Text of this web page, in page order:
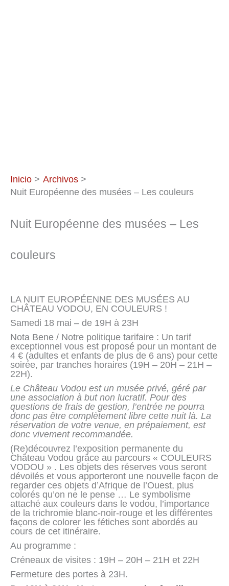
Inicio
Archivos
Nuit Européenne des musées – Les couleurs
Nuit Européenne des musées – Les
couleurs
LA NUIT EUROPÉENNE DES MUSÉES AU
CHÂTEAU VODOU, EN COULEURS !
Samedi 18 mai – de 19H à 23H
Nota Bene / Notre politique tarifaire : Un tarif
exceptionnel vous est proposé pour un montant de
4 € (adultes et enfants de plus de 6 ans) pour cette
soirée, par tranches horaires (19H – 20H – 21H –
22H).
Le Château Vodou est un musée privé, géré par
une association à but non lucratif. Pour des
questions de frais de gestion, l’entrée ne pourra
donc pas être complètement libre cette nuit là. La
réservation de votre venue, en prépaiement, est
donc vivement recommandée.
(Re)découvrez l’exposition permanente du
Château Vodou grâce au parcours « COULEURS
VODOU » . Les objets des réserves vous seront
dévoilés et vous apporteront une nouvelle façon de
regarder ces objets d’Afrique de l’Ouest, plus
colorés qu’on ne le pense … Le symbolisme
attaché aux couleurs dans le vodou, l’importance
de la trichromie blanc-noir-rouge et les différentes
façons de colorer les fétiches sont abordés au
cours de cet itinéraire.
Au programme :
Créneaux de visites : 19H – 20H – 21H et 22H
Fermeture des portes à 23H.